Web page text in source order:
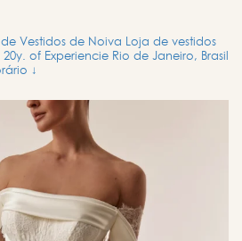
Vestidos de Noiva Loja de vestidos
20y. of Experiencie Rio de Janeiro, Brasil
↓